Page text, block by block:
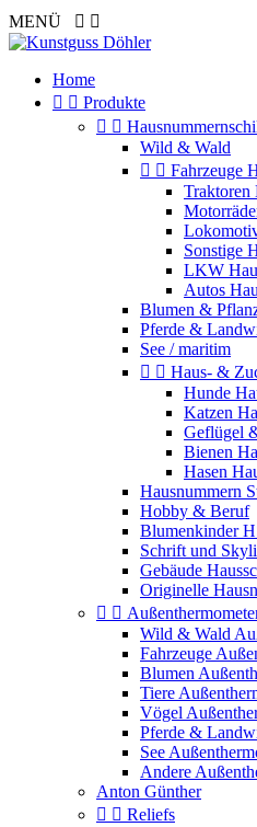
MENÜ  
Home
  Produkte
 
Wild & Wald
  Fahrzeuge
Traktoren
Sonstige
LKW
Autos
Blumen &
Pferde &
See / maritim
  Haus- &
Hunde
Katzen
Geflügel
Bienen
Hasen
Hausnummern
Hobby & Beruf
Blumenkinder
Schrift und
Gebäude
Originelle
 
Wild & Wald
Fahrzeuge
Blumen
Tiere
Vögel
Pferde &
See
Andere
Anton Günther
  Reliefs